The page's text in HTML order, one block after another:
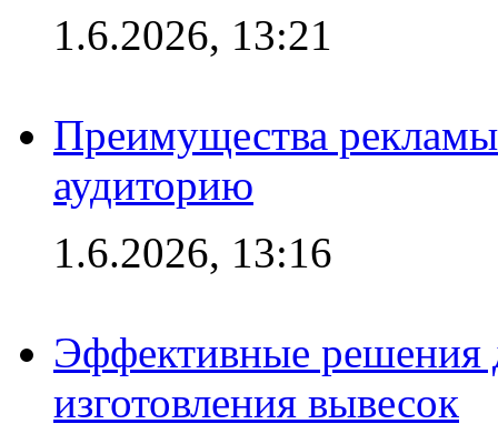
1.6.2026, 13:21
Преимущества
аудиторию
1.6.2026, 13:16
Эффективные решения
изготовления вывесок